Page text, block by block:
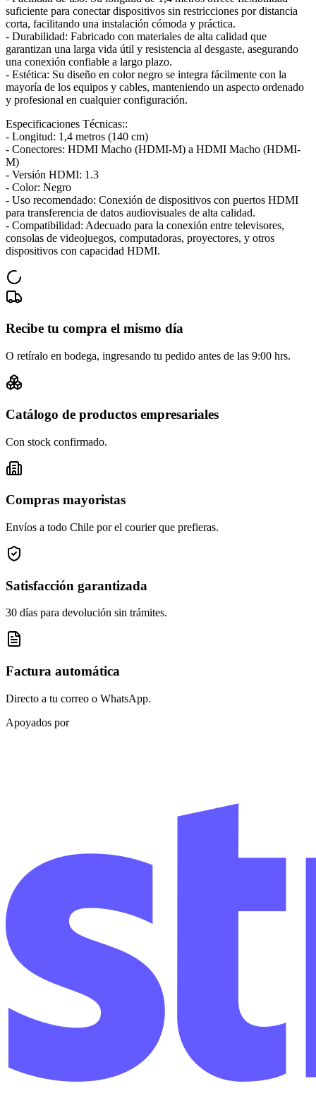
suficiente para conectar dispositivos sin restricciones por distancia
corta, facilitando una instalación cómoda y práctica.
- Durabilidad: Fabricado con materiales de alta calidad que
garantizan una larga vida útil y resistencia al desgaste, asegurando
una conexión confiable a largo plazo.
- Estética: Su diseño en color negro se integra fácilmente con la
mayoría de los equipos y cables, manteniendo un aspecto ordenado
y profesional en cualquier configuración.
Especificaciones Técnicas::
- Longitud: 1,4 metros (140 cm)
- Conectores: HDMI Macho (HDMI-M) a HDMI Macho (HDMI-
M)
- Versión HDMI: 1.3
- Color: Negro
- Uso recomendado: Conexión de dispositivos con puertos HDMI
para transferencia de datos audiovisuales de alta calidad.
- Compatibilidad: Adecuado para la conexión entre televisores,
consolas de videojuegos, computadoras, proyectores, y otros
dispositivos con capacidad HDMI.
Recibe tu compra el mismo día
O retíralo en bodega, ingresando tu pedido antes de las 9:00 hrs.
Catálogo de productos empresariales
Con stock confirmado.
Compras mayoristas
Envíos a todo Chile por el courier que prefieras.
Satisfacción garantizada
30 días para devolución sin trámites.
Factura automática
Directo a tu correo o WhatsApp.
Apoyados por